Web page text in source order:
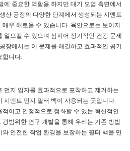
에 중요한 역할을 하지만 대기 오염 측면에서
산 공정의 다양한 단계에서 생성되는 시멘트
우 해로울 수 있습니다. 육안으로는 보이지
일으킬 수 있으며 심지어 장기적인 건강 문제
장에서는 이 문제를 해결하고 효과적인 공기
합니다.
먼지 입자를 효과적으로 포착하고 제거하는
시멘트 먼지 필터 백이 사용되는 곳입니다.
이고 안정적으로 정화할 수 있는 혁신적인
범위한 연구 개발을 통해 우리는 기존 방법
안전한 작업 환경을 보장하는 필터 백을 만